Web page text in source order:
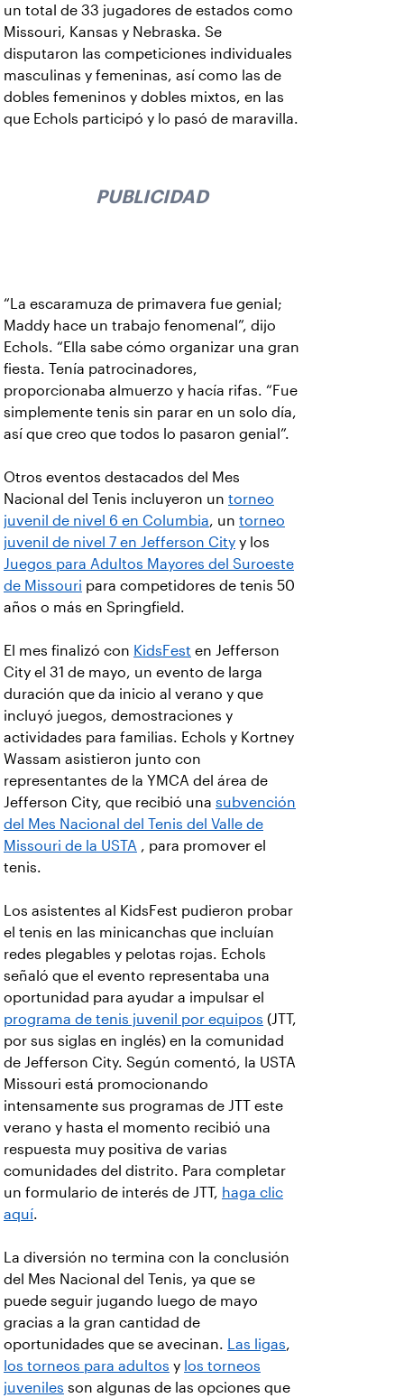
un total de 33 jugadores de estados como
Missouri, Kansas y Nebraska. Se
disputaron las competiciones individuales
masculinas y femeninas, así como las de
dobles femeninos y dobles mixtos, en las
que Echols participó y lo pasó de maravilla.
PUBLICIDAD
“La escaramuza de primavera fue genial;
Maddy hace un trabajo fenomenal”, dijo
Echols. “Ella sabe cómo organizar una gran
fiesta. Tenía patrocinadores,
proporcionaba almuerzo y hacía rifas. “Fue
simplemente tenis sin parar en un solo día,
así que creo que todos lo pasaron genial”.
Otros eventos destacados del Mes
Nacional del Tenis incluyeron un torneo
juvenil de nivel 6 en Columbia, un torneo
juvenil de nivel 7 en Jefferson City y los
Juegos para Adultos Mayores del Suroeste
de Missouri para competidores de tenis 50
años o más en Springfield.
El mes finalizó con KidsFest en Jefferson
City el 31 de mayo, un evento de larga
duración que da inicio al verano y que
incluyó juegos, demostraciones y
actividades para familias. Echols y Kortney
Wassam asistieron junto con
representantes de la YMCA del área de
Jefferson City, que recibió una subvención
del Mes Nacional del Tenis del Valle de
Missouri de la USTA , para promover el
tenis.
Los asistentes al KidsFest pudieron probar
el tenis en las minicanchas que incluían
redes plegables y pelotas rojas. Echols
señaló que el evento representaba una
oportunidad para ayudar a impulsar el
programa de tenis juvenil por equipos (JTT,
por sus siglas en inglés) en la comunidad
de Jefferson City. Según comentó, la USTA
Missouri está promocionando
intensamente sus programas de JTT este
verano y hasta el momento recibió una
respuesta muy positiva de varias
comunidades del distrito. Para completar
un formulario de interés de JTT, haga clic
aquí.
La diversión no termina con la conclusión
del Mes Nacional del Tenis, ya que se
puede seguir jugando luego de mayo
gracias a la gran cantidad de
oportunidades que se avecinan.
Las ligas,
los torneos para adultos y los torneos
juveniles son algunas de las opciones que